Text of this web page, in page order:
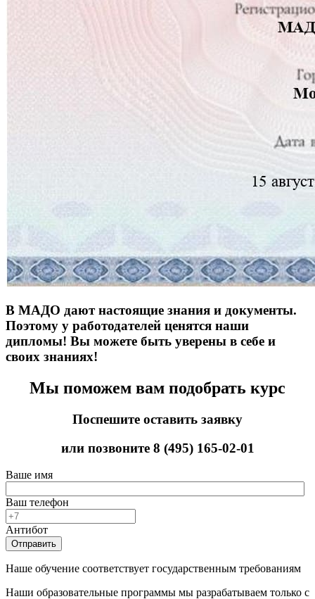
В МАДО дают настоящие знания и документы.
Поэтому у работодателей ценятся наши
дипломы! Вы можете быть уверены в себе и
своих знаниях!
Мы поможем вам подобрать курс
Поспешите оставить заявку
или позвоните 8 (495) 165-02-01
Ваше имя
Ваш телефон
Антибот
Отправить
Наше обучение соответствует государственным требованиям
Наши образовательные программы мы разрабатываем только с